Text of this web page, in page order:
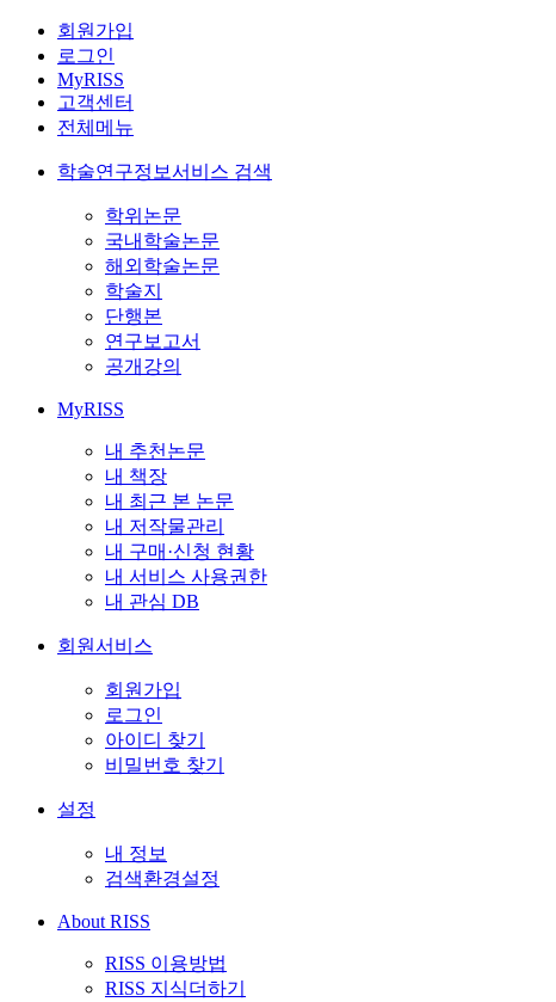
회원가입
로그인
MyRISS
고객센터
전체메뉴
학술연구정보서비스 검색
학위논문
국내학술논문
해외학술논문
학술지
단행본
연구보고서
공개강의
MyRISS
내 추천논문
내 책장
내 최근 본 논문
내 저작물관리
내 구매·신청 현황
내 서비스 사용권한
내 관심 DB
회원서비스
회원가입
로그인
아이디 찾기
비밀번호 찾기
설정
내 정보
검색환경설정
About RISS
RISS 이용방법
RISS 지식더하기